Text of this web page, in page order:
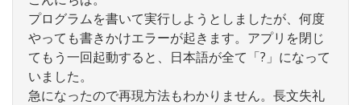
プログラムを書いて実行しようとしましたが、何度
やっても書きかけエラーが起きます。アプリを閉じ
てもう一回起動すると、日本語が全て「?」になって
いました。
急になったので再現方法もわかりません。長文失礼